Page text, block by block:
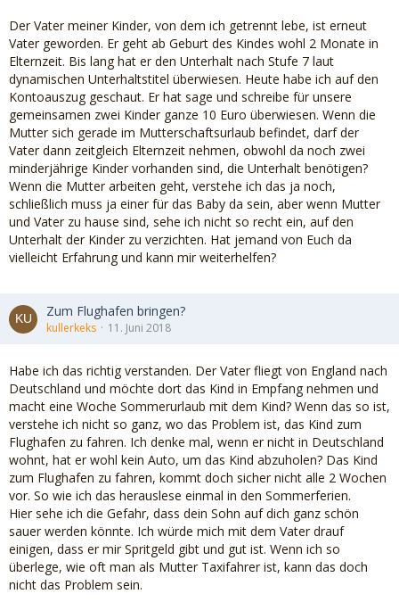
Der Vater meiner Kinder, von dem ich getrennt lebe, ist erneut
Vater geworden. Er geht ab Geburt des Kindes wohl 2 Monate in
Elternzeit. Bis lang hat er den Unterhalt nach Stufe 7 laut
dynamischen Unterhaltstitel überwiesen. Heute habe ich auf den
Kontoauszug geschaut. Er hat sage und schreibe für unsere
gemeinsamen zwei Kinder ganze 10 Euro überwiesen. Wenn die
Mutter sich gerade im Mutterschaftsurlaub befindet, darf der
Vater dann zeitgleich Elternzeit nehmen, obwohl da noch zwei
minderjährige Kinder vorhanden sind, die Unterhalt benötigen?
Wenn die Mutter arbeiten geht, verstehe ich das ja noch,
schließlich muss ja einer für das Baby da sein, aber wenn Mutter
und Vater zu hause sind, sehe ich nicht so recht ein, auf den
Unterhalt der Kinder zu verzichten. Hat jemand von Euch da
vielleicht Erfahrung und kann mir weiterhelfen?
Zum Flughafen bringen?
kullerkeks 11. Juni 2018
Habe ich das richtig verstanden. Der Vater fliegt von England nach
Deutschland und möchte dort das Kind in Empfang nehmen und
macht eine Woche Sommerurlaub mit dem Kind? Wenn das so ist,
verstehe ich nicht so ganz, wo das Problem ist, das Kind zum
Flughafen zu fahren. Ich denke mal, wenn er nicht in Deutschland
wohnt, hat er wohl kein Auto, um das Kind abzuholen? Das Kind
zum Flughafen zu fahren, kommt doch sicher nicht alle 2 Wochen
vor. So wie ich das herauslese einmal in den Sommerferien.
Hier sehe ich die Gefahr, dass dein Sohn auf dich ganz schön
sauer werden könnte. Ich würde mich mit dem Vater drauf
einigen, dass er mir Spritgeld gibt und gut ist. Wenn ich so
überlege, wie oft man als Mutter Taxifahrer ist, kann das doch
nicht das Problem sein.